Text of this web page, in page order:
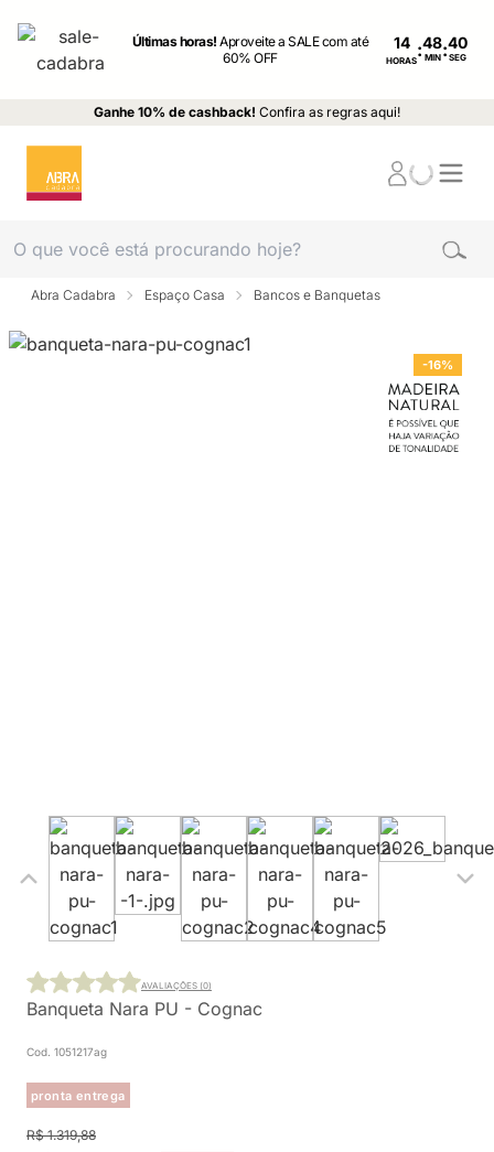
Últimas horas!Aproveite a SALE com até
60% OFF
14
HORAS: MIN : SEG
Ganhe 10% de cashback! Confira as regras aqui!
Abra Cadabra Espaço Casa Bancos e Banquetas
-16%
Banqueta Nara PU - Cognac
Cod. 1051217ag
pronta entrega
AVALIAÇÕES (0)
R$ 1.319,88